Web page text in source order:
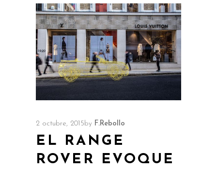
2 octubre, 2015 by F.Rebollo
EL RANGE
ROVER EVOQUE